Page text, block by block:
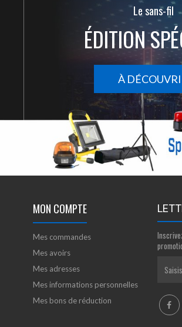
Le sans-fil
ÉDITION
À
MON COMPTE
Mes commandes
Mes avoirs
Mes adresses
Mes informations personnelles
Mes bons de réduction